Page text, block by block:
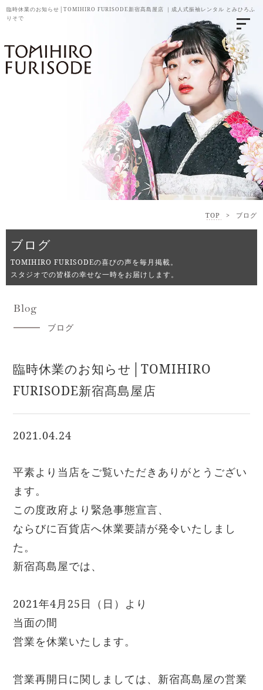
臨時休業のお知らせ│TOMIHIRO FURISODE新宿髙島屋店 ｜成人式振袖レンタル とみひろふ
りそで
ブログ
TOMIHIRO FURISODEの喜びの声を毎月掲載。
スタジオでの皆様の幸せな一時をお届けします。
TOP > ブログ
Blog
ブログ
臨時休業のお知らせ│TOMIHIRO
FURISODE新宿髙島屋店
2021.04.24
平素より当店をご覧いただきありがとうござい
ます。
この度政府より緊急事態宣言、
ならびに百貨店へ休業要請が発令いたしまし
た。
新宿髙島屋では、
2021年4月 25日（日）より
当面の間
営業を休業いたします。
営業再開日に関しましては、新宿髙島屋の営業